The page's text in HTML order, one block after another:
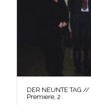
DER NEUNTE TAG
Premiere, 2